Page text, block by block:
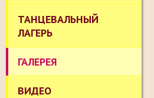
ТАНЦЕВАЛЬНЫЙ
ЛАГЕРЬ
ГАЛЕРЕЯ
ВИДЕО